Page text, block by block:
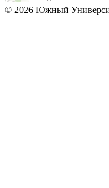
© 2026 Южный